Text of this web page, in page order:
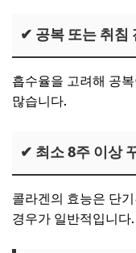
✔ 공복 또는 취침
흡수율을 고려해 공
많습니다.
✔ 최소 8주 이상
콜라겐의 효능은 단
경우가 일반적입니다.